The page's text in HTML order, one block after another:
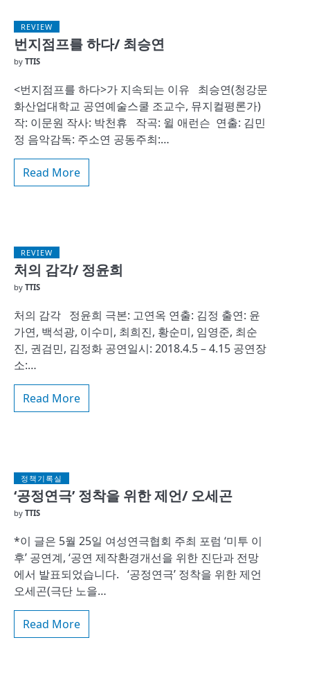
REVIEW
번지점프를 하다/ 최승연
by TTIS
<번지점프를 하다>가 지속되는 이유 최승연(청강문
화산업대학교 공연예술스쿨 조교수, 뮤지컬평론가)
작: 이문원 작사: 박천휴 작곡: 윌 애런슨 연출: 김민
정 음악감독: 주소연 공동주최:…
Read More
REVIEW
처의 감각/ 정윤희
by TTIS
처의 감각 정윤희 극본: 고연옥 연출: 김정 출연: 윤
가연, 백석광, 이수미, 최희진, 황순미, 임영준, 최순
진, 권검민, 김정화 공연일시: 2018.4.5 – 4.15 공연장
소:…
Read More
정책기록실
‘공정연극’ 정착을 위한 제언/ 오세곤
by TTIS
*이 글은 5월 25일 여성연극협회 주최 포럼 ‘미투 이
후’ 공연계, ‘공연 제작환경개선을 위한 진단과 전망
에서 발표되었습니다. ‘공정연극’ 정착을 위한 제언
오세곤(극단 노을…
Read More